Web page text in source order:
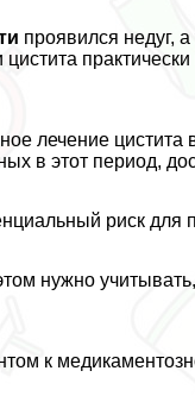
проявился недуг,
пpaктически
лечение цистита
в этот период,
риск для
нужно
к